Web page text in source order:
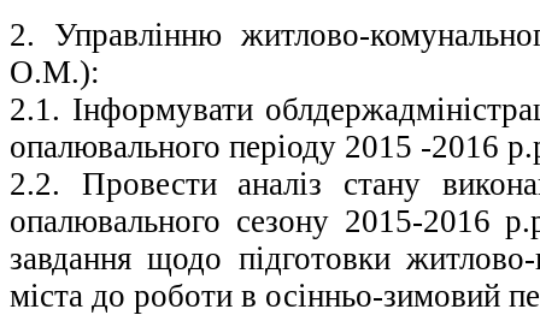
2. Управлінню житлово-
О.М.):
2.1. Інформувати
опалювального періоду 2015 -2016
2.2. Провести аналіз стану
опалювального сезону 2015-2016
завдання щодо підготовки житлово-
міста до роботи в осінньо-зимовий